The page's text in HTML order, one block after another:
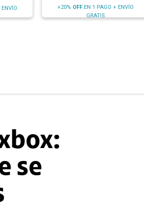
+20% OFF EN 1 PAGO + ENVÍO
GRATIS
se